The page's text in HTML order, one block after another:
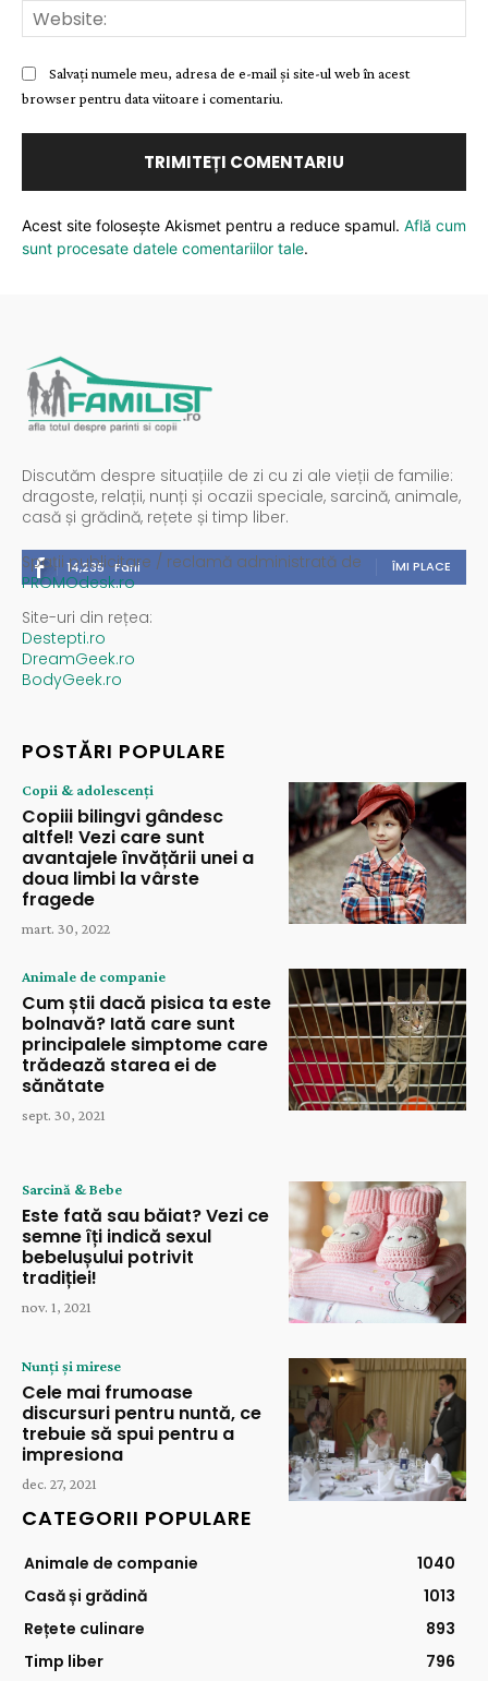
Salvați numele meu, adresa de e-mail și site-ul web în acest
browser pentru data viitoare i comentariu.
Acest site folosește Akismet pentru a reduce spamul. Află cum
sunt procesate datele comentariilor tale.
Discutăm despre situațiile de zi cu zi ale vieții de familie:
dragoste, relații, nunți și ocazii speciale, sarcină, animale,
casă și grădină, rețete și timp liber.
14,235 Fani ÎMI PLACE
Spații publicitare / reclamă administrată de
PROMOdesk.ro
Site-uri din rețea:
Destepti.ro
DreamGeek.ro
BodyGeek.ro
POSTĂRI POPULARE
Copii & adolescenți
Copiii bilingvi gândesc
altfel! Vezi care sunt
avantajele învățării unei a
doua limbi la vârste
fragede
mart. 30, 2022
Animale de companie
Cum știi dacă pisica ta este
bolnavă? Iată care sunt
principalele simptome care
trădează starea ei de
sănătate
sept. 30, 2021
Sarcină & Bebe
Este fată sau băiat? Vezi ce
semne îți indică sexul
bebelușului potrivit
tradiției!
nov. 1, 2021
Nunți și mirese
Cele mai frumoase
discursuri pentru nuntă, ce
trebuie să spui pentru a
impresiona
dec. 27, 2021
CATEGORII POPULARE
Animale de companie
1040
Casă și grădină
1013
Rețete culinare
893
Timp liber
796